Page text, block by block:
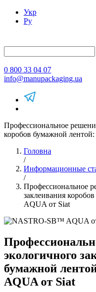
Укр
Ру
0 800 33 04 07
info@manupackaging.ua
Профессиональное
коробов бумажной
Головна
/
Информационные
/
Профессиональное
заклеивания
AQUA от Siat
экологичного
бумажной
AQUA от Siat